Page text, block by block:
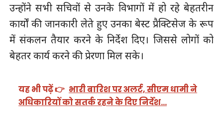
उन्होंने सभी सचिवों से उनके विभागों में हो रहे बेहतरीन
कार्यों की जानकारी लेते हुए उनका बेस्ट प्रैक्टिसेज के रूप
में संकलन तैयार करने के निर्देश दिए। जिससे लोगों को
बेहतर कार्य करने की प्रेरणा मिल सके।
यह भी पढ़ें 👉 भारी बारिश पर अलर्ट, सीएम धामी ने
अधिकारियों को सतर्क रहने के दिए निर्देश…